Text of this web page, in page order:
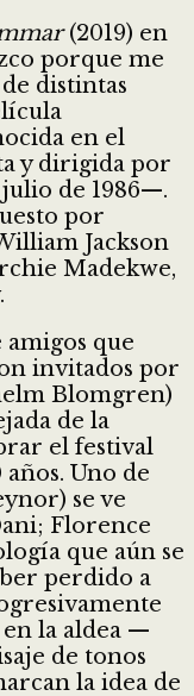
(2019) en
porque me
distintas
en el
y dirigida por
de 1986—.
por
Jackson
Madekwe,
que
invitados por
Blomgren)
de la
el festival
Uno de
se ve
Florence
que aún se
perdido a
la aldea —
de tonos
la idea de